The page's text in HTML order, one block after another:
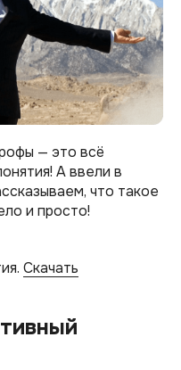
— это всё
А ввели в
что такое
и просто!
Скачать